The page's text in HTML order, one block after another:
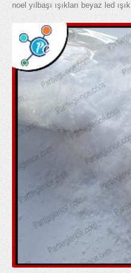
noel yılbaşı ışıkları beyaz led ışık